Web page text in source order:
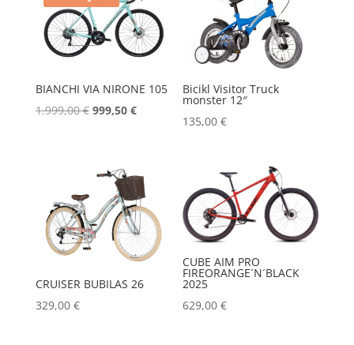
1.199,00 €.
BIANCHI VIA NIRONE 105
1.999,00€ Izvorna
je:
1.999,00 €.
999,50 €Trenutna
Bicikl Visitor Truck
monster 12″
135,00€
CRUISER BUBILAS 26
329,00 €
CUBE AIM PRO
FIREORANGE´N´BLACK
2025
629,00€